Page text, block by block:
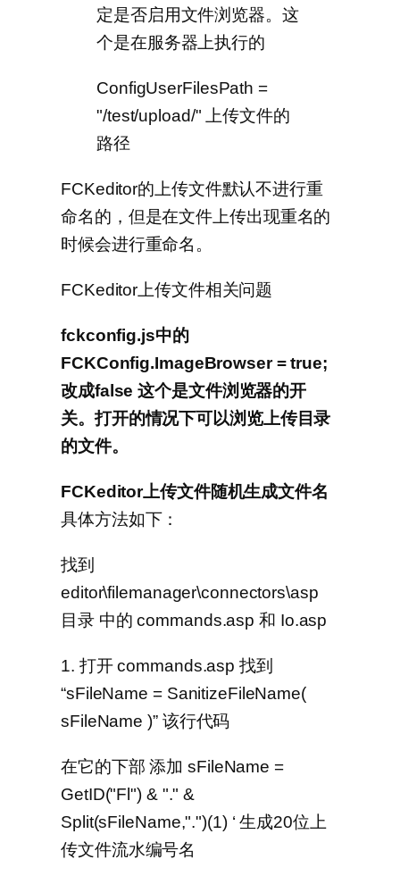
定是否启用文件浏览器。这
个是在服务器上执行的
ConfigUserFilesPath =
"/test/upload/" 上传文件的
路径
FCKeditor的上传文件默认不进行重
命名的，但是在文件上传出现重名的
时候会进行重命名。
FCKeditor上传文件相关问题
fckconfig.js中的
FCKConfig.ImageBrowser = true;
改成false 这个是文件浏览器的开
关。打开的情况下可以浏览上传目录
的文件。
FCKeditor上传文件随机生成文件名
具体方法如下：
找到
editor\filemanager\connectors\asp
目录 中的 commands.asp 和 Io.asp
1. 打开 commands.asp 找到
“sFileName = SanitizeFileName(
sFileName )” 该行代码
在它的下部 添加 sFileName =
GetID("Fl") & "." &
Split(sFileName,".")(1) ‘ 生成20位上
传文件流水编号名